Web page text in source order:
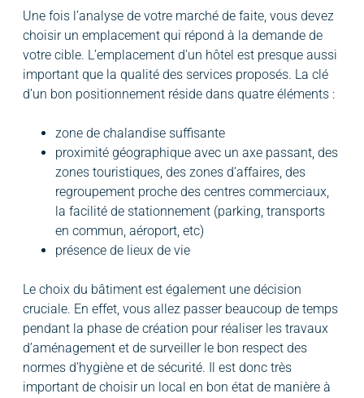
Une fois l’analyse de votre marché de faite, vous devez
choisir un emplacement qui répond à la demande de
votre cible. L’emplacement d’un hôtel est presque aussi
important que la qualité des services proposés. La clé
d’un bon positionnement réside dans quatre éléments :
zone de chalandise suffisante
proximité géographique avec un axe passant, des
zones touristiques, des zones d’affaires, des
regroupement proche des centres commerciaux,
la facilité de stationnement (parking, transports
en commun, aéroport, etc)
présence de lieux de vie
Le choix du bâtiment est également une décision
cruciale. En effet, vous allez passer beaucoup de temps
pendant la phase de création pour réaliser les travaux
d’aménagement et de surveiller le bon respect des
normes d’hygiène et de sécurité. Il est donc très
important de choisir un local en bon état de manière à